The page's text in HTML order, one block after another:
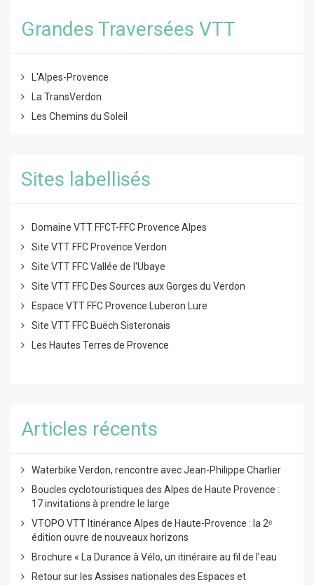
Grandes Traversées VTT
L'Alpes-Provence
La TransVerdon
Les Chemins du Soleil
Sites labellisés
Domaine VTT FFCT-FFC Provence Alpes
Site VTT FFC Provence Verdon
Site VTT FFC Vallée de l'Ubaye
Site VTT FFC Des Sources aux Gorges du Verdon
Espace VTT FFC Provence Luberon Lure
Site VTT FFC Buëch Sisteronais
Les Hautes Terres de Provence
Articles récents
Waterbike Verdon, rencontre avec Jean-Philippe Charlier
Boucles cyclotouristiques des Alpes de Haute Provence :
17 invitations à prendre le large
VTOPO VTT Itinérance Alpes de Haute-Provence : la 2ᵉ
édition ouvre de nouveaux horizons
Brochure « La Durance à Vélo, un itinéraire au fil de l’eau
Retour sur les Assises nationales des Espaces et